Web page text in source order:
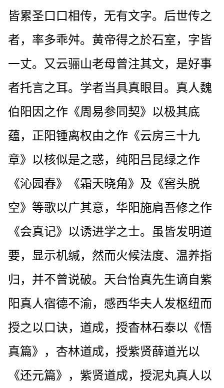
皆累圣口口相传，无有文字。后世传之
者，率多乖舛。黄帝得之於石室，字皆
一丈。又云骊山老母曾注其文，是好事
者托言之耳。学者当具真眼目。真人魏
伯阳因之作《周易参同契》以极其底
蕴，正阳锺离权由之作《云房三十九
章》以核似是之惑，纯阳吕昆绿之作
《沁园春》《霜天晓角》及《窖头脱
空》等歌以广其意，华阳施肩吾修之作
《会真记》以诱进学之士。虽皆发明道
要，显示机缄，然而火候法度、温养指
归，并不曾说破。天台怡真先生谪自紫
阳真人宿德不渝，感西华夫人发枢纽而
授之以口诀，道成，授杳林石泰以《悟
真篇》，杏林道成，授紫贤薛道光以
《还元篇》，紫贤道成，授泥丸真人以